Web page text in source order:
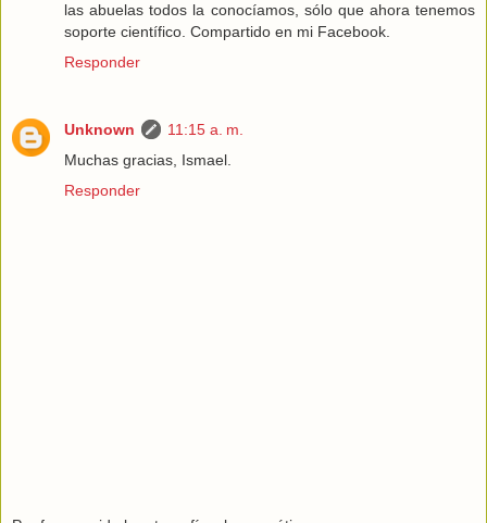
las abuelas todos la conocíamos, sólo que ahora tenemos
soporte científico. Compartido en mi Facebook.
Responder
Unknown
11:15 a. m.
Muchas gracias, Ismael.
Responder